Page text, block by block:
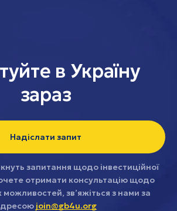
в Україну
зараз
Надіслати запит
запитання щодо інвестиційної
отримати консультацію щодо
можливостей, зв’яжіться з нами за
join@gb4u.org